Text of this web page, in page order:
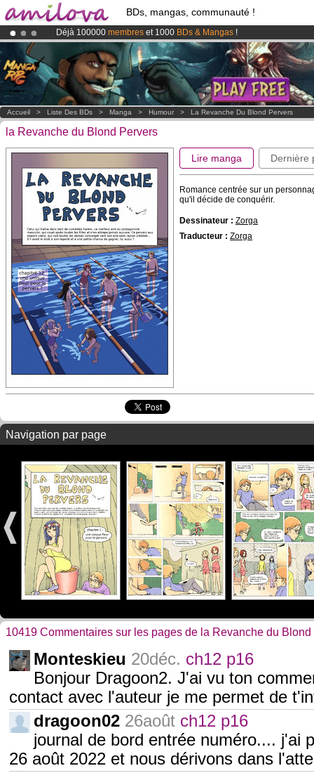
BDs, mangas, communauté !
Déjà 100000 membres et 1000 BDs & Mangas !
Abonnement premium: à partir de3.95 eurospar mois !Clique ici
LeKickstarter Amilova est désormais lancé
Accueil > Liste Des BDs > Manga > Humour > La Revanche Du Blond Pervers
la Revanche du Blond Pervers
Lire manga Dernière
Romance centrée sur un
qu'il décide de conquérir.
Dessinateur : Zorga
Traducteur : Zorga
Navigation par page
10419 Commentaires sur les pages de la Revanche du Blond
Monteskieu 20déc. ch12 p16
Bonjour Dragoon2. J'ai vu ton
contact avec l'auteur je me permet de
dragoon02 26août ch12 p16
journal de bord entrée numéro.... j'ai
26 août 2022 et nous dérivons dans